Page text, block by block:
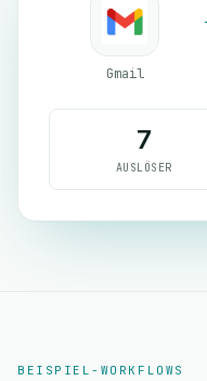
Gmail
7
AUSLÖSER
BEISPIEL-WORKFLOWS